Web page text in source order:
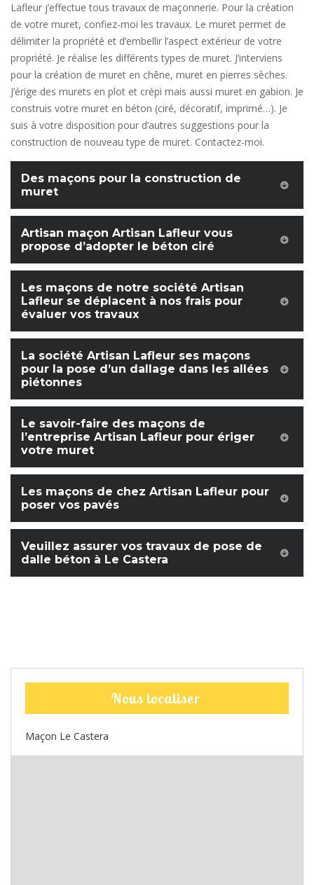
Lafleur j’effectue tous travaux de maçonnerie. Pour la création
de votre muret, confiez-moi les travaux. Le muret permet de
délimiter la propriété et d’embellir l’aspect extérieur de votre
propriété. Je réalise les différents types de muret. J’interviens
pour la création de muret en chêne, muret en pierres sèches.
J’érige des murets en plot et crépi mais aussi muret en gabion. Je
construis votre muret en béton (ciré, décoratif, imprimé…). Je
suis à votre disposition pour d’autres suggestions pour la
construction de nouveau type de muret. Contactez-moi.
Des maçons pour la construction de
muret
Artisan maçon Artisan Lafleur vous
propose d’adopter le béton ciré
Les maçons de notre société Artisan
Lafleur se déplacent à nos frais pour
évaluer vos travaux
La société Artisan Lafleur ses maçons
pour la pose d’un dallage dans les allées
piétonnes
Le savoir-faire des maçons de
l’entreprise Artisan Lafleur pour ériger
votre muret
Les maçons de chez Artisan Lafleur pour
poser vos pavés
Veuillez assurer vos travaux de pose de
dalle béton à Le Castera
Nous localiser
Maçon Le Castera